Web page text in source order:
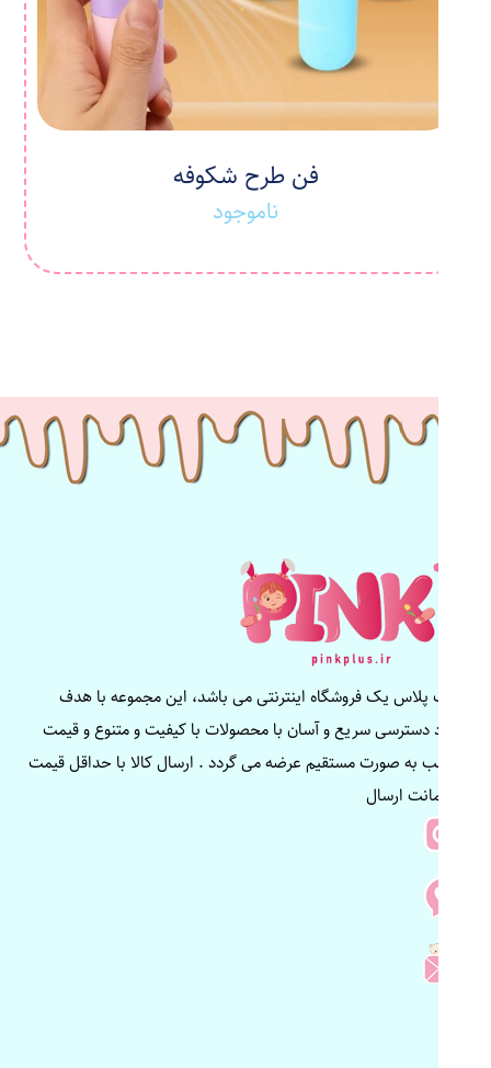
فن طرح شکوفه
ناموجود
پینک پلاس یک فروشگاه اینترنتی می باشد، این مجموعه با هدف
ایجاد دسترسی سریع و آسان با محصولات با کیفیت و متنوع و قیمت
مناسب به صورت مستقیم عرضه می گردد . ارسال کالا با حداقل قیمت
و ضمانت ارسال